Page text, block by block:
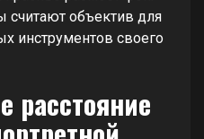
считают объектив для
инструментов своего
расстояние